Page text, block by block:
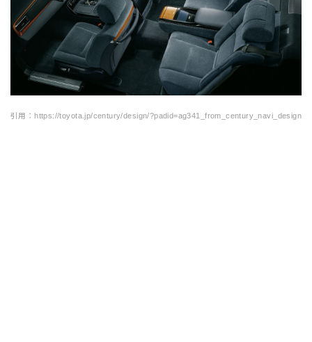
引用：https://toyota.jp/century/design/?padid=ag341_from_century_navi_design